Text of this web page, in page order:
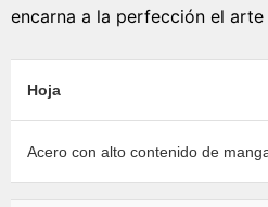
encarna a la perfección el
Hoja
Acero con alto contenido de